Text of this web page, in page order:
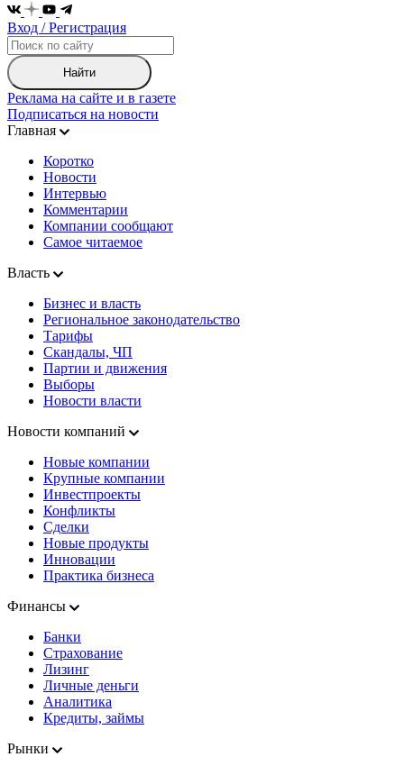
Вход / Регистрация
Найти
Реклама на сайте и в газете
Подписаться на новости
Главная
Коротко
Новости
Интервью
Комментарии
Компании сообщают
Самое читаемое
Власть
Бизнес и власть
Региональное законодательство
Тарифы
Скандалы, ЧП
Партии и движения
Выборы
Новости власти
Новости компаний
Новые компании
Крупные компании
Инвестпроекты
Конфликты
Сделки
Новые продукты
Инновации
Практика бизнеса
Финансы
Банки
Страхование
Лизинг
Личные деньги
Аналитика
Кредиты, займы
Рынки